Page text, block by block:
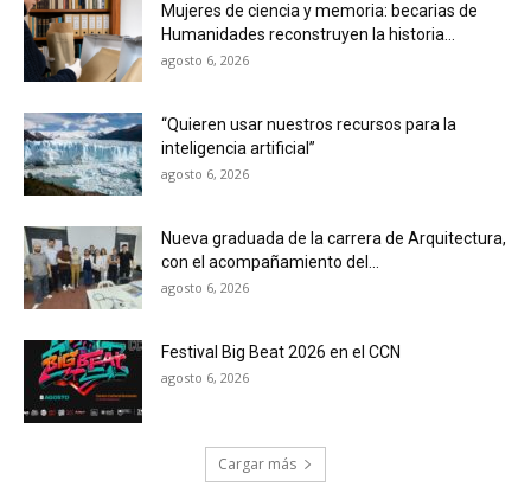
Mujeres de ciencia y memoria: becarias de
Humanidades reconstruyen la historia...
agosto 6, 2026
“Quieren usar nuestros recursos para la
inteligencia artificial”
agosto 6, 2026
Nueva graduada de la carrera de Arquitectura,
con el acompañamiento del...
agosto 6, 2026
Festival Big Beat 2026 en el CCN
agosto 6, 2026
Cargar más